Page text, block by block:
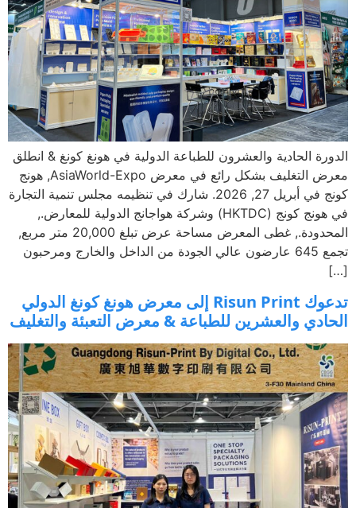
الحادية والعشرون للطباعة الدولية في هونغ كونغ & انطلق
معرض التغليف بشكل رائع في معرض AsiaWorld-Expo, هونج
كونج في أبريل 27, 2026. شارك في تنظيمه مجلس تنمية التجارة
في هونج كونج (HKTDC) وشركة هواجانج الدولية للمعارض.,
المحدودة., غطى المعرض مساحة عرض تبلغ 20,000 متر مربع,
تجمع 645 عارضون عالي الجودة من الداخل والخارج ومرحبون
تدعوك Risun Print إلى معرض هونغ كونغ الدولي
والعشرين للطباعة & معرض التعبئة والتغليف